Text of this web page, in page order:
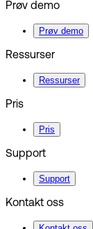
Prøv demo
Prøv demo
Ressurser
Ressurser
Pris
Pris
Support
Support
Kontakt oss